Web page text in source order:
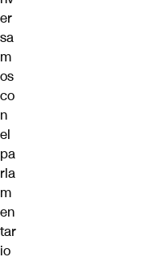
er
sa
m
os
co
n
el
pa
rla
m
en
tar
io